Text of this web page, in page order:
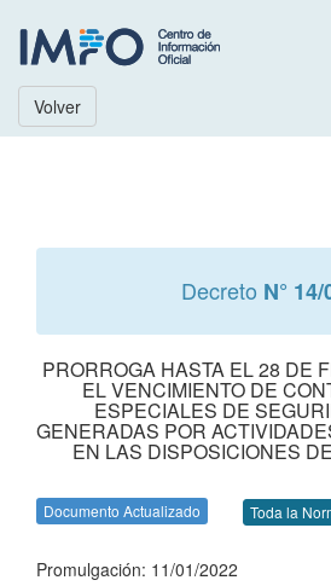
Volver
Decreto N°
PRORROGA HASTA EL 28 DE
EL VENCIMIENTO DE
ESPECIALES DE
GENERADAS POR
EN LAS DISPOSICIONES
Documento Actualizado Toda la
Promulgación: 11/01/2022